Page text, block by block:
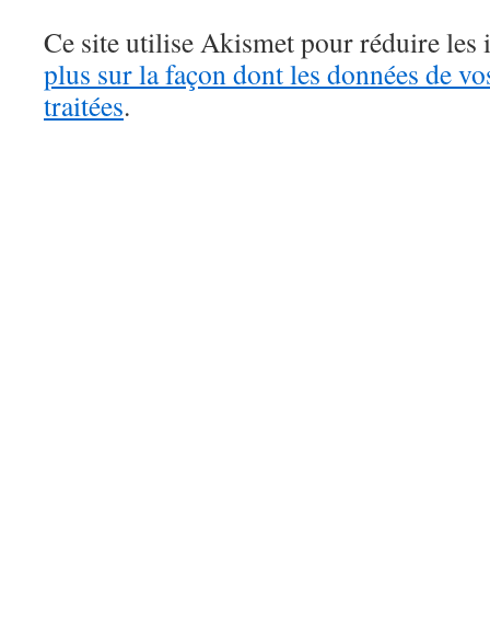
Ce site utilise Akismet pour réduire les
plus sur la façon dont les données de
traitées.